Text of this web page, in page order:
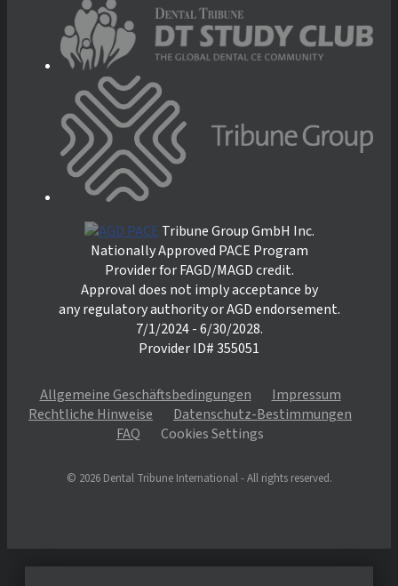
Tribune Group GmbH Inc.
Nationally Approved PACE Program
Provider for FAGD/MAGD credit.
Approval does not imply acceptance by
any regulatory authority or AGD endorsement.
7/1/2024 - 6/30/2028.
Provider ID# 355051
Allgemeine Geschäftsbedingungen
Impressum
Rechtliche Hinweise
Datenschutz-Bestimmungen
FAQ
Cookies Settings
© 2026 Dental Tribune International - All rights reserved.